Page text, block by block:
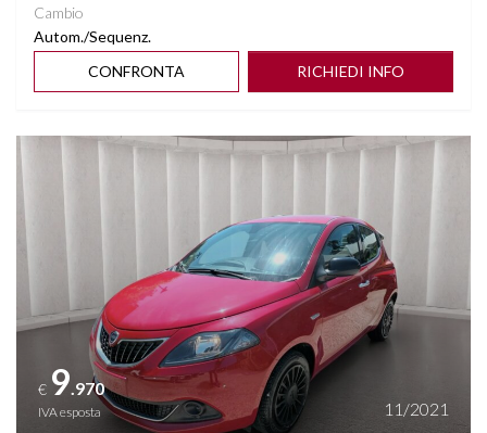
Cambio
Autom./Sequenz.
CONFRONTA
RICHIEDI INFO
Vedi dettagli
€ 9 .970
IVA esposta 11/2021